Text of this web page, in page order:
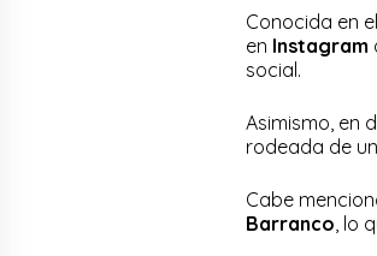
Conocida en
en Instagram
social.
Asimismo, en
rodeada de
Cabe
Barranco , lo